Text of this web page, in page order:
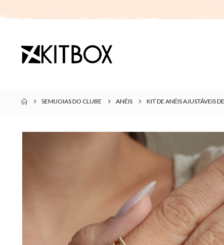
SEMIJOIAS DO CLUBE ANÉIS KIT DE ANÉIS AJUSTÁVEIS